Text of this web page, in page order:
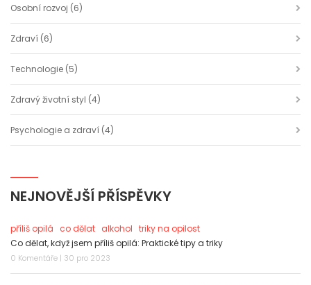
Osobní rozvoj (6)
Zdraví (6)
Technologie (5)
Zdravý životní styl (4)
Psychologie a zdraví (4)
NEJNOVĚJŠÍ PŘÍSPĚVKY
příliš opilá co dělat alkohol triky na opilost
Co dělat, když jsem příliš opilá: Praktické tipy a triky
0 Komentáře | 30 pro 2023